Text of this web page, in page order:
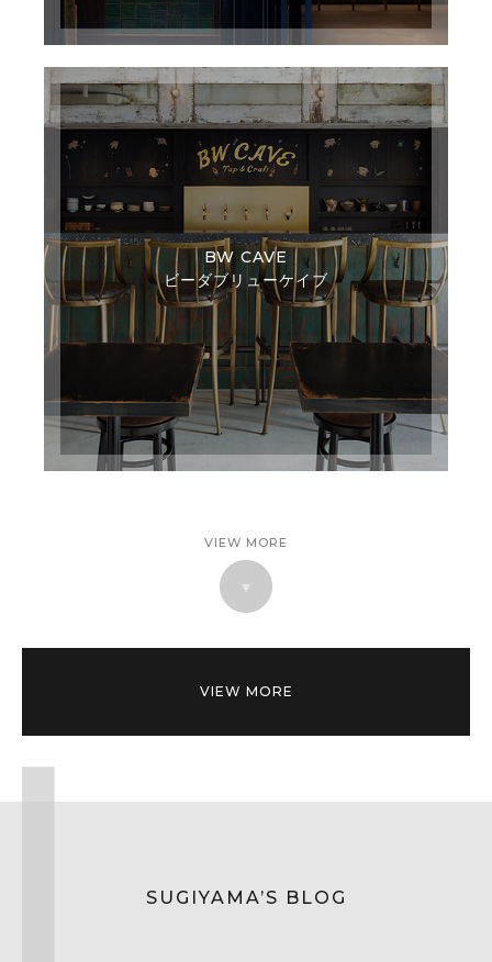
BW CAVE
ビーダブリューケイブ
VIEW MORE
VIEW MORE
SUGIYAMA’S BLOG